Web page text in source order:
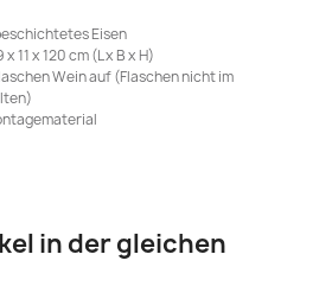
Eisen
11 x 120 cm (L x B x H)
Wein auf (Flaschen nicht im
in der gleichen